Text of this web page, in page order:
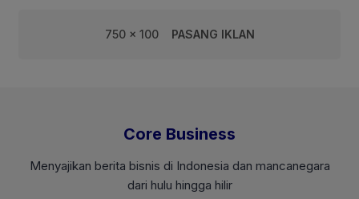
750 x 100 PASANG IKLAN
Core Business
Menyajikan berita bisnis di Indonesia dan mancanegara
dari hulu hingga hilir